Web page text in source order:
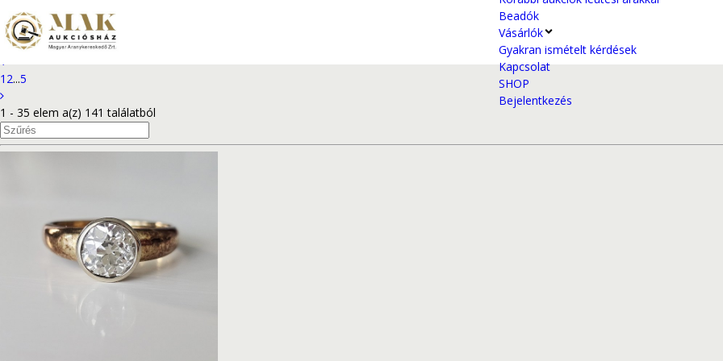
Beadók
Vásárlók
Gyakran ismételt kérdések
Kapcsolat
SHOP
Bejelentkezés
2025. június 2. - online aukció
1 2...5
1 - 35 elem a(z) 141 találatból